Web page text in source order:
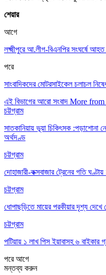
শেয়ার
আগে
লক্ষ্মীপুরে আ.লীগ-বিএনপির সংঘর্ষে
পরে
সাংবাদিকদের মোটরসাইকেল চলাচল
এই বিভাগের আরো সংবাদ More from
চট্টগ্রাম
সাতকানিয়ায় ভূয়া চিকিৎসক :পড়াশোনা
অর্থদণ্ড
চট্টগ্রাম
দোহাজারী-কক্সবাজার ট্রেনের গতি
চট্টগ্রাম
ধোপাছড়িতে মায়ের পরকীয়ার দৃশ্য
চট্টগ্রাম
পটিয়ায় ১ লাখ পিস ইয়াবাসহ ৬ বাইকার
পরেআগে
মন্তব্য করুন